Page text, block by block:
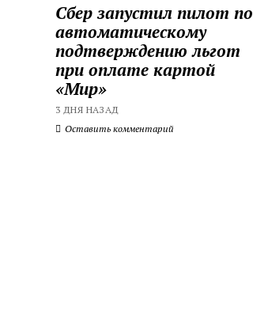
Сбер запустил пилот по
автоматическому
подтверждению льгот
при оплате картой
«Мир»
3 ДНЯ НАЗАД
Оставить комментарий